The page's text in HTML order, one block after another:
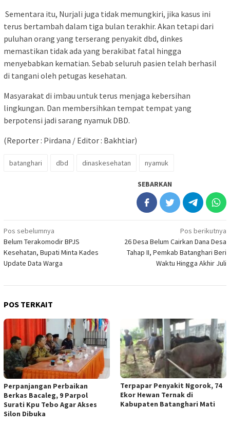
Sementara itu, Nurjali juga tidak memungkiri, jika kasus ini
terus bertambah dalam tiga bulan terakhir. Akan tetapi dari
puluhan orang yang terserang penyakit dbd, dinkes
memastikan tidak ada yang berakibat fatal hingga
menyebabkan kematian. Sebab seluruh pasien telah berhasil
di tangani oleh petugas kesehatan.
Masyarakat di imbau untuk terus menjaga kebersihan
lingkungan. Dan membersihkan tempat tempat yang
berpotensi jadi sarang nyamuk DBD.
(Reporter : Pirdana / Editor : Bakhtiar)
batanghari dbd dinaskesehatan nyamuk
SEBARKAN
Navigasi
pos
Pos sebelumnya
Belum Terakomodir BPJS
Kesehatan, Bupati Minta Kades
Update Data Warga
Pos berikutnya
26 Desa Belum Cairkan Dana Desa
Tahap II, Pemkab Batanghari Beri
Waktu Hingga Akhir Juli
POS TERKAIT
Perpanjangan Perbaikan
Berkas Bacaleg, 9 Parpol
Surati Kpu Tebo Agar Akses
Silon Dibuka
Terpapar Penyakit Ngorok, 74
Ekor Hewan Ternak di
Kabupaten Batanghari Mati